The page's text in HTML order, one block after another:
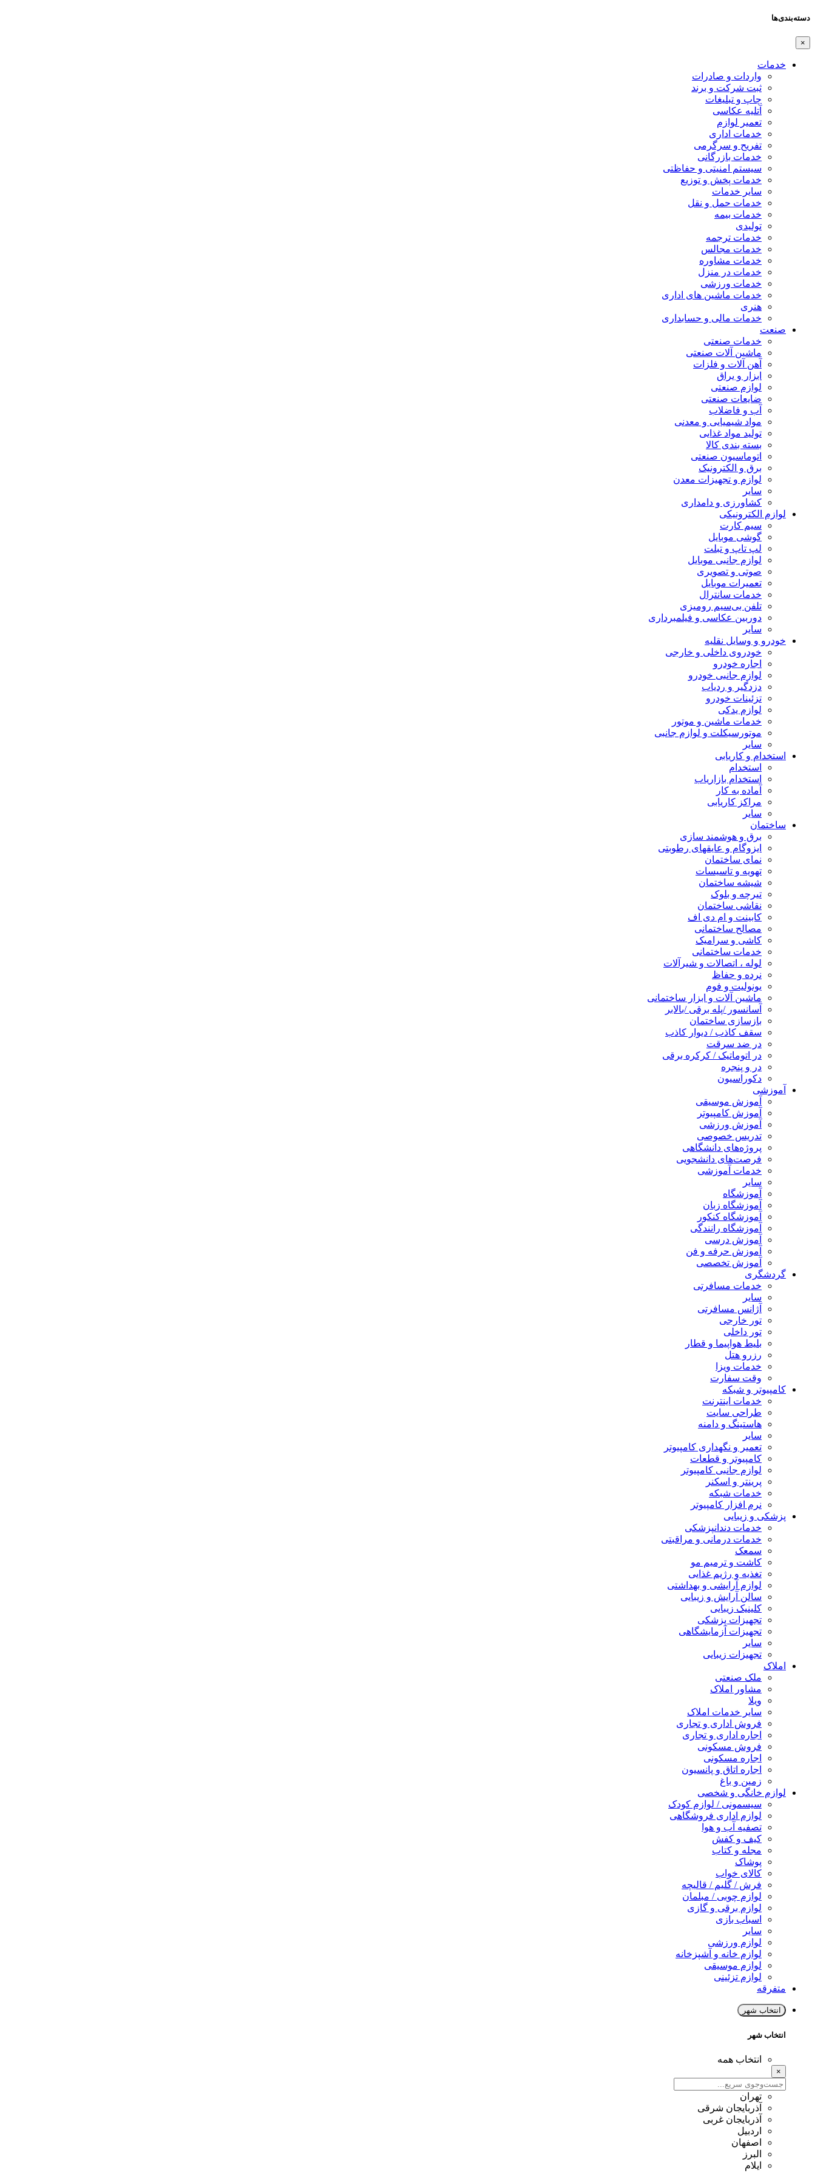
دسته‌بندی‌ها
×
خدمات
واردات و صادرات
ثبت شرکت و برند
چاپ و تبلیغات
آتلیه عکاسی
تعمیر لوازم
خدمات اداری
تفریح و سرگرمی
خدمات بازرگانی
سیستم امنیتی و حفاظتی
خدمات پخش و توزیع
سایر خدمات
خدمات حمل و نقل
خدمات بیمه
تولیدی
خدمات ترجمه
خدمات مجالس
خدمات مشاوره
خدمات در منزل
خدمات ورزشی
خدمات ماشین های اداری
هنری
خدمات مالی و حسابداری
صنعت
خدمات صنعتی
ماشین آلات صنعتی
آهن آلات و فلزات
ابزار و یراق
لوازم صنعتی
ضایعات صنعتی
آب و فاضلاب
مواد شیمیایی و معدنی
تولید مواد غذایی
بسته بندی کالا
اتوماسیون صنعتی
برق و الکترونیک
لوازم و تجهیزات معدن
سایر
کشاورزی و دامداری
لوازم الکترونیکی
سیم کارت
گوشی موبایل
لپ تاپ و تبلت
لوازم جانبی موبایل
صوتی و تصویری
تعمیرات موبایل
خدمات سانترال
تلفن بی‌سیم رومیزی
دوربین عکاسی و فیلمبرداری
سایر
خودرو و وسایل نقلیه
خودروی داخلی و خارجی
اجاره خودرو
لوازم جانبی خودرو
دزدگیر و ردیاب
تزئینات خودرو
لوازم یدکی
خدمات ماشین و موتور
موتورسیکلت و لوازم جانبی
سایر
استخدام و کاریابی
استخدام
استخدام بازاریاب
آماده به کار
مراکز کاریابی
سایر
ساختمان
برق و هوشمند سازی
ایزوگام و عایقهای رطوبتی
نمای ساختمان
تهویه و تاسیسات
شیشه ساختمان
تیرچه و بلوک
نقاشی ساختمان
کابینت و ام دی اف
مصالح ساختمانی
کاشی و سرامیک
خدمات ساختمانی
لوله ، اتصالات و شیرآلات
نرده و حفاظ
یونولیت و فوم
ماشین آلات و ابزار ساختمانی
آسانسور /پله برقی /بالابر
بازسازی ساختمان
سقف کاذب / دیوار کاذب
در ضد سرقت
در اتوماتیک / کرکره برقی
در و پنجره
دکوراسیون
آموزشی
آموزش موسیقی
آموزش کامپیوتر
آموزش ورزشی
تدریس خصوصی
پروژه‌های دانشگاهی
فرصت‌های دانشجویی
خدمات آموزشی
سایر
آموزشگاه
آموزشگاه زبان
آموزشگاه کنکور
آموزشگاه رانندگی
آموزش درسی
آموزش حرفه و فن
آموزش تخصصی
گردشگری
خدمات مسافرتی
سایر
آژانس مسافرتی
تور خارجی
تور داخلی
بلیط هواپیما و قطار
رزرو هتل
خدمات ویزا
وقت سفارت
کامپیوتر و شبکه
خدمات اینترنت
طراحی سایت
هاستینگ و دامنه
سایر
تعمیر و نگهداری کامپیوتر
کامپیوتر و قطعات
لوازم جانبی کامپیوتر
پرینتر و اسکنر
خدمات شبکه
نرم افزار کامپیوتر
پزشکی و زیبایی
خدمات دندانپزشکی
خدمات درمانی و مراقبتی
سمعک
کاشت و ترمیم مو
تغذیه و رژیم غذایی
لوازم آرایشی و بهداشتی
سالن آرایش و زیبایی
کلینیک زیبایی
تجهیزات پزشکی
تجهیزات آزمایشگاهی
سایر
تجهیزات زیبایی
املاک
ملک صنعتی
مشاور املاک
ویلا
سایر خدمات املاک
فروش اداری و تجاری
اجاره اداری و تجاری
فروش مسکونی
اجاره مسکونی
اجاره اتاق و پانسیون
زمین و باغ
لوازم خانگی و شخصی
سیسمونی / لوازم کودک
لوازم اداری فروشگاهی
تصفیه آب و هوا
کیف و کفش
مجله و کتاب
پوشاک
کالای خواب
فرش / گلیم / قالیچه
لوازم چوبی / مبلمان
لوازم برقی و گازی
اسباب بازی
سایر
لوازم ورزشی
لوازم خانه و آشپزخانه
لوازم موسیقی
لوازم تزئینی
متفرقه
انتخاب شهر
انتخاب شهر
انتخاب همه
×
تهران
آذربایجان شرقی
آذربایجان غربی
اردبیل
اصفهان
البرز
ایلام